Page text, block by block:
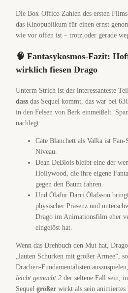
Die Box-Office-Zahlen des ersten
das Kinopublikum für einen ernst
wie vor offen ist – trotz oder gerade
🧠 Fantasykosmos-Fazit:
wirklich fiesen Drago
Unterm Strich ist der interessanteste
dass das Sequel kommt, das war bei
in den Felsen von Berk einmeißelt.
nachlegt:
Cate Blanchett als Valka ist
Niveau.
Dean DeBlois bleibt eine der
Hollywood, die ihre eigene
gegen den Baum fahren.
Und Ólafur Darri Ólafsson
physischer Präsenz und
Drago im Animationsfilm eher
eingelöst hat.
Wenn das Drehbuch den Mut hat,
„lauten Schurken mit großer Armee“,
Drachen-Fundamentalisten
leicht gemacht 2 der seltene Fall sein,
Sequel größer wirkt als sein